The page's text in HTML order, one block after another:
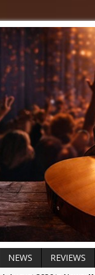
NEWS REVIEWS